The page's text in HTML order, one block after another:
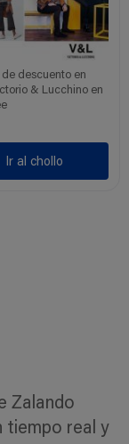
descuento en
& Lucchino en
Ir al chollo
Zalando
tiempo real y